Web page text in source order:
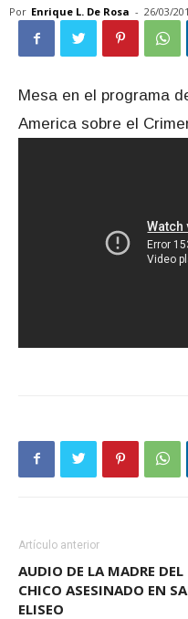
Por Enrique L. De Rosa - 26/03/
Mesa en el programa
America sobre el
Artículo anterior
AUDIO DE LA MADRE DEL
CHICO ASESINADO EN
ELISEO